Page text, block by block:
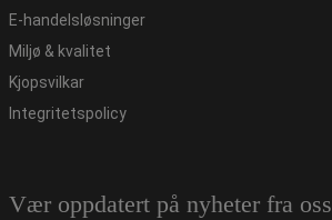
E-handelsløsninger
Miljø & kvalitet
Kjopsvilkar
Integritetspolicy
Vær oppdatert på nyheter fra oss